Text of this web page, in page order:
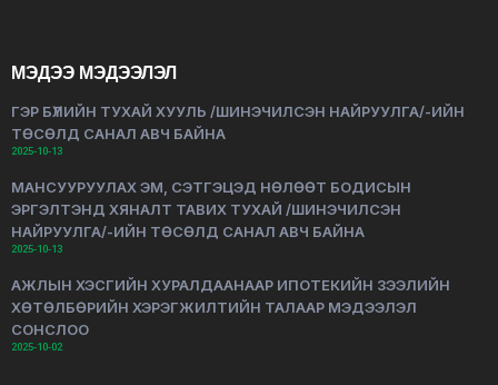
МЭДЭЭ МЭДЭЭЛЭЛ
ГЭР БҮЛИЙН ТУХАЙ ХУУЛЬ /ШИНЭЧИЛСЭН НАЙРУУЛГА/-ИЙН
ТӨСӨЛД САНАЛ АВЧ БАЙНА
2025-10-13
МАНСУУРУУЛАХ ЭМ, СЭТГЭЦЭД НӨЛӨӨТ БОДИСЫН
ЭРГЭЛТЭНД ХЯНАЛТ ТАВИХ ТУХАЙ /ШИНЭЧИЛСЭН
НАЙРУУЛГА/-ИЙН ТӨСӨЛД САНАЛ АВЧ БАЙНА
2025-10-13
АЖЛЫН ХЭСГИЙН ХУРАЛДААНААР ИПОТЕКИЙН ЗЭЭЛИЙН
ХӨТӨЛБӨРИЙН ХЭРЭГЖИЛТИЙН ТАЛААР МЭДЭЭЛЭЛ
СОНСЛОО
2025-10-02